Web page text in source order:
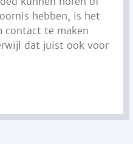
hebben, is het
contact te maken
dat juist ook voor